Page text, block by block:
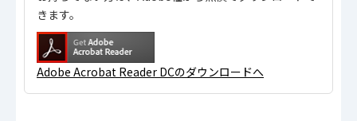
きます。
Adobe Acrobat Reader DCのダウンロードへ